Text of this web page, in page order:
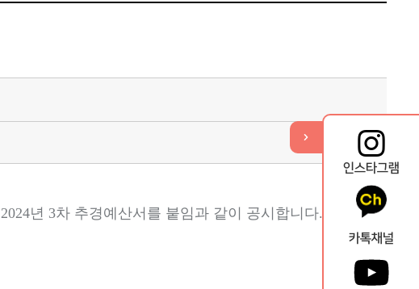
2024년 3차 추경예산서를 붙임과 같이 공시합니다.
인스타그램
카톡채널